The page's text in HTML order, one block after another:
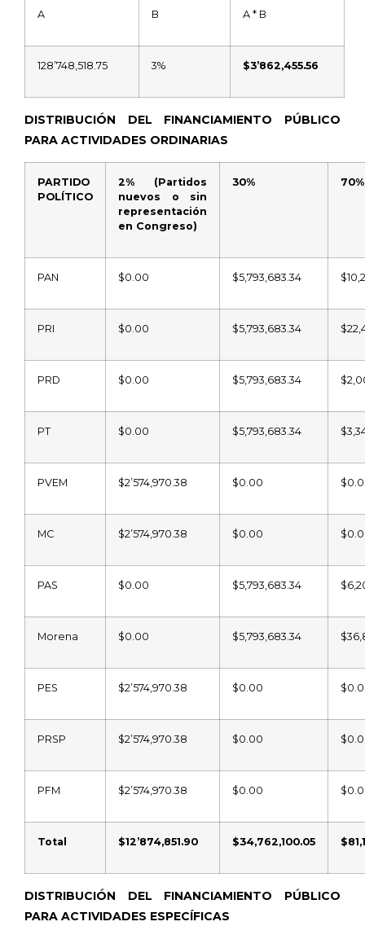
A B A * B
128’748,518.75 3% $3’862,455.56
DISTRIBUCIÓN DEL FINANCIAMIENTO PÚBLICO
PARA ACTIVIDADES ORDINARIAS
PARTIDO
POLÍTICO
2% (Partidos
nuevos o sin
representación
en Congreso)
30% 70%
PAN $0.00 $5,793,683.34
PRI $0.00 $5,793,683.34
PRD $0.00 $5,793,683.34
PT $0.00 $5,793,683.34
PVEM $2’574,970.38 $0.00
MC $2’574,970.38 $0.00
PAS $0.00 $5,793,683.34
Morena $0.00 $5,793,683.34
PES $2’574,970.38 $0.00
PRSP $2’574,970.38 $0.00
PFM $2’574,970.38 $0.00
Total $12’874,851.90 $34,762,100.05
DISTRIBUCIÓN DEL FINANCIAMIENTO PÚBLICO
PARA ACTIVIDADES ESPECÍFICAS